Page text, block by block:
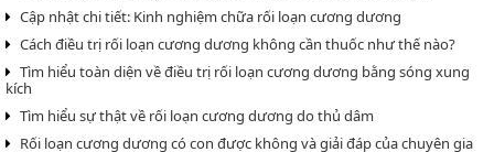
Cập nhật chi tiết: Kinh nghiệm chữa rối loạn cương dương
Cách điều trị rối loạn cương dương không cần thuốc như thế nào?
Tìm hiểu toàn diện về điều trị rối loạn cương dương bằng sóng xung
kích
Tìm hiểu sự thật về rối loạn cương dương do thủ dâm
Rối loạn cương dương có con được không và giải đáp của chuyên gia